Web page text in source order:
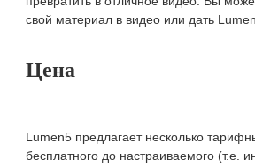
свой материал в видео или дать
Цена
Lumen5 предлагает несколько
бесплатного до настраиваемого (т.е.